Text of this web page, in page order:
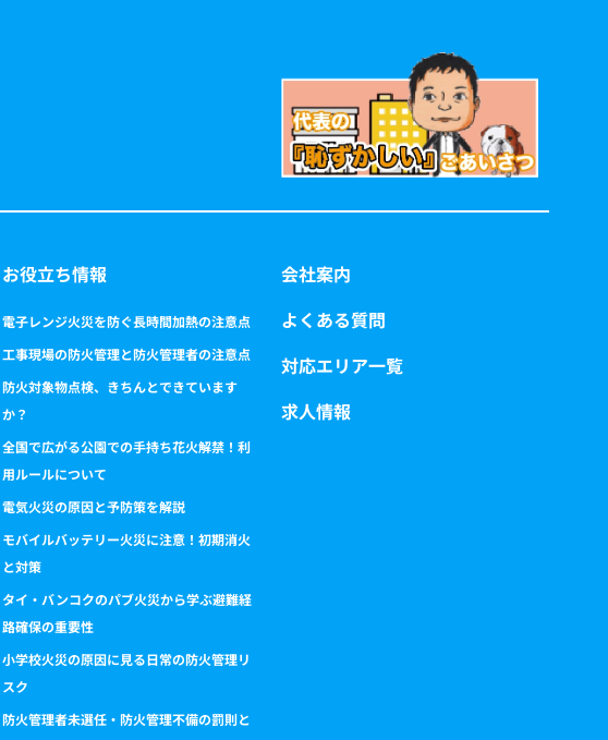
お役立ち情報
電子レンジ火災を防ぐ長時間加熱の注意点
工事現場の防火管理と防火管理者の注意点
防火対象物点検、きちんとできています
か？
全国で広がる公園での手持ち花火解禁！利
用ルールについて
電気火災の原因と予防策を解説
モバイルバッテリー火災に注意！初期消火
と対策
タイ・バンコクのパブ火災から学ぶ避難経
路確保の重要性
小学校火災の原因に見る日常の防火管理リ
スク
防火管理者未選任・防火管理不備の罰則と
会社案内
よくある質問
対応エリア一覧
求人情報